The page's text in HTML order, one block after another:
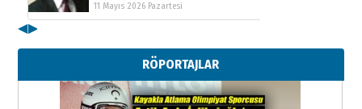
11 Mayıs 2026 Pazartesi
Metin Külünk: Aileyi Korumak
Geleceği Korumaktır
11 Mayıs 2026 Pazartesi
◀▶
RÖPORTAJLAR